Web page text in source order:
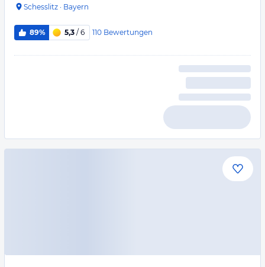
Schesslitz · Bayern
89% 5,3 / 6 110 Bewertungen